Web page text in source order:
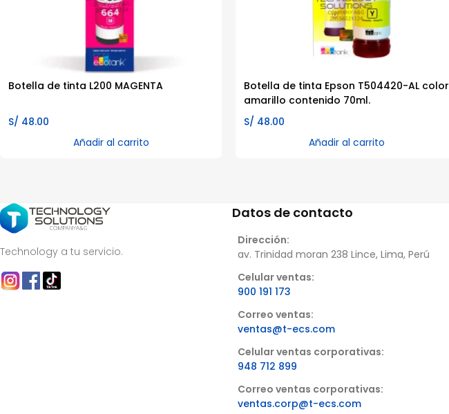
Botella de tinta L200 MAGENTA
S/ 48.00
Añadir al carrito
Botella de tinta Epson T504420-AL color
amarillo contenido 70ml.
S/ 48.00
Añadir al carrito
Technology a tu servicio.
Datos de contacto
Dirección:
av. Trinidad moran 238 Lince, Lima, Perú
Celular ventas:
900 191 173
Correo ventas:
ventas@t-ecs.com
Celular ventas corporativas:
948 712 899
Correo ventas corporativas:
ventas.corp@t-ecs.com